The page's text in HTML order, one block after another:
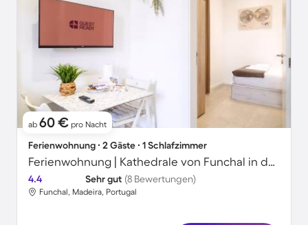
ab 60 € pro Nacht
Ferienwohnung ∙ 2 Gäste ∙ 1 Schlafzimmer
Ferienwohnung | Kathedrale von Funchal in der Nähe
4.4 Sehr gut (8 Bewertungen)
Funchal, Madeira, Portugal